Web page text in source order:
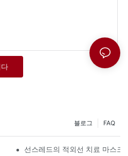
FAQ
블로그
면 얼마나 걸릴까요?
선스레드의 적외선 치료 마스크